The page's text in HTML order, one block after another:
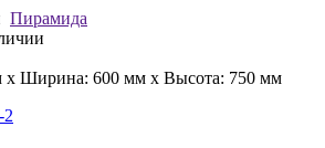
Пирамида
x Ширина: 600 мм x Высота: 750 мм